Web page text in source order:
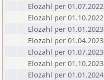
Elozahl per 01.07.2022
Elozahl per 01.10.2022
Elozahl per 01.01.2023
Elozahl per 01.04.2023
Elozahl per 01.07.2023
Elozahl per 01.10.2023
Elozahl per 01.01.2024